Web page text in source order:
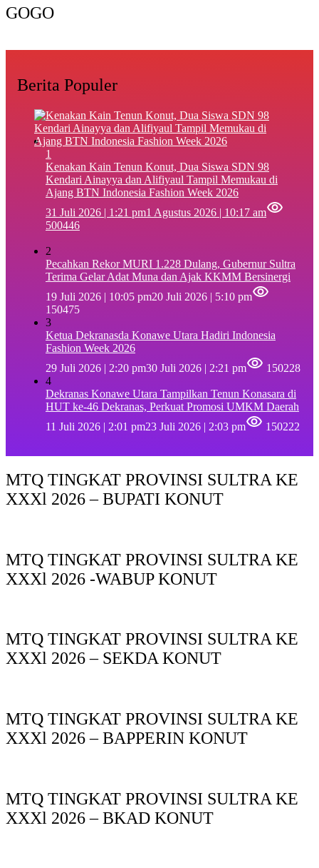
GOGO
Berita Populer
1
‎Kenakan Kain Tenun Konut, Dua Siswa SDN 98
Kendari Ainayya dan Alifiyaul Tampil Memukau di
Ajang BTN Indonesia Fashion Week 2026
31 Juli 2026 | 1:21 pm1 Agustus 2026 | 10:17 am
500446
2
Pecahkan Rekor MURI 1.228 Dulang, Gubernur Sultra
Terima Gelar Adat Muna dan Ajak KKMM Bersinergi
19 Juli 2026 | 10:05 pm20 Juli 2026 | 5:10 pm
150475
3
Ketua Dekranasda Konawe Utara Hadiri Indonesia
Fashion Week 2026
29 Juli 2026 | 2:20 pm30 Juli 2026 | 2:21 pm
150228
4
Dekranas Konawe Utara Tampilkan Tenun Konasara di
HUT ke-46 Dekranas, Perkuat Promosi UMKM Daerah
11 Juli 2026 | 2:01 pm23 Juli 2026 | 2:03 pm 150222
MTQ TINGKAT PROVINSI SULTRA KE
XXXl 2026 – BUPATI KONUT
MTQ TINGKAT PROVINSI SULTRA KE
XXXl 2026 -WABUP KONUT
MTQ TINGKAT PROVINSI SULTRA KE
XXXl 2026 – SEKDA KONUT
MTQ TINGKAT PROVINSI SULTRA KE
XXXl 2026 – BAPPERIN KONUT
MTQ TINGKAT PROVINSI SULTRA KE
XXXl 2026 – BKAD KONUT